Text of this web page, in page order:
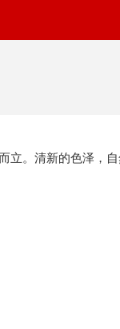
。清新的色泽，自